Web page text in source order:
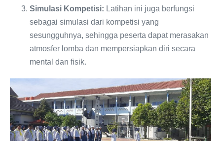
Simulasi Kompetisi: Latihan ini juga berfungsi
sebagai simulasi dari kompetisi yang
sesungguhnya, sehingga peserta dapat merasakan
atmosfer lomba dan mempersiapkan diri secara
mental dan fisik.